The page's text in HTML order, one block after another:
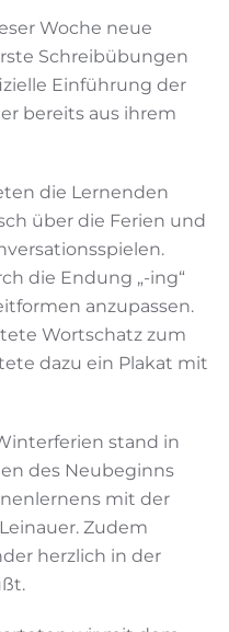
Woche neue
Schreibübungen
Einführung der
bereits aus ihrem
die Lernenden
über die Ferien und
die Endung „-ing“
anzupassen.
Wortschatz zum
dazu ein Plakat mit
stand in
des Neubeginns
mit der
Zudem
herzlich in der